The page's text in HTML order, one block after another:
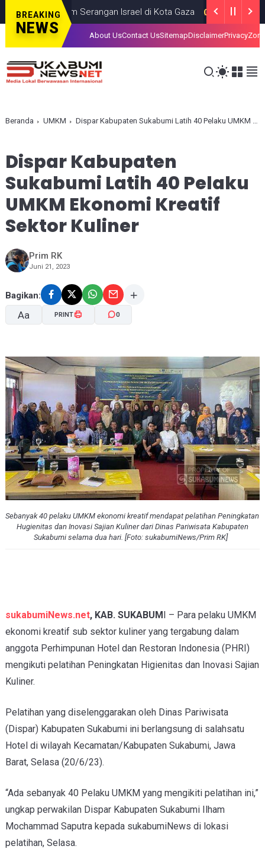
BREAKING
NEWS
dalam Serangan Israel di Kota Gaza GAZA JULY 19, 2026
About UsContact UsSitemapDisclaimerPrivacy
Beranda UMKM Dispar Kabupaten Sukabumi Latih 40 Pelaku UMKM Ekonomi Kreatif Sektor Kuliner
Dispar Kabupaten
Sukabumi Latih 40 Pelaku
UMKM Ekonomi Kreatif
Sektor Kuliner
Prim RK
Juni 21, 2023
Bagikan:
Aa
A- A+
PRINT 0
Sebanyak 40 pelaku UMKM ekonomi kreatif mendapat pelatihan Peningkatan
Hugienitas dan Inovasi Sajian Kuliner dari Dinas Pariwisata Kabupaten
Sukabumi selama dua hari. [Foto: sukabumiNews/Prim RK]
sukabumiNews.net, KAB. SUKABUMI – Para pelaku UMKM
ekonomi kreatif sub sektor kuliner yang tergabung dalam
anggota Perhimpunan Hotel dan Restoran Indonesia (PHRI)
mengikuti pelatihan Peningkatan Higienitas dan Inovasi Sajian
Kuliner.
Pelatihan yang diselenggarakan oleh Dinas Pariwisata
(Dispar) Kabupaten Sukabumi ini berlangsung di salahsatu
Hotel di wilayah Kecamatan/Kabupaten Sukabumi, Jawa
Barat, Selasa (20/6/23).
“Ada sebanyak 40 Pelaku UMKM yang mengikiti pelatihan ini,”
ungkap perwakilan Dispar Kabupaten Sukabumi Ilham
Mochammad Saputra kepada sukabumiNews di lokasi
pelatihan, Selasa.